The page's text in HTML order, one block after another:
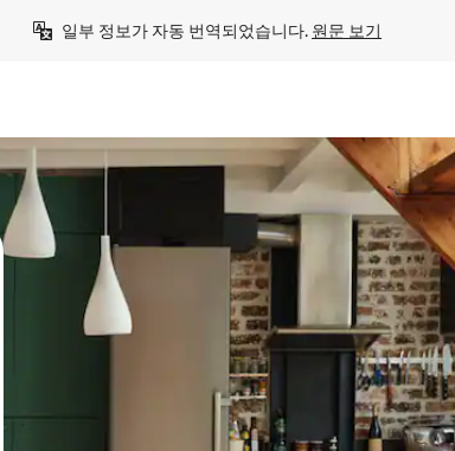
일부 정보가 자동 번역되었습니다. 원문 보기